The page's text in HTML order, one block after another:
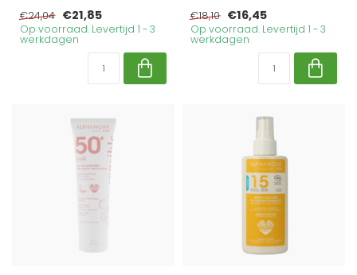
€24,04 €21,85
Op voorraad. Levertijd 1 - 3
werkdagen
€18,10 €16,45
Op voorraad. Levertijd 1 - 3
werkdagen